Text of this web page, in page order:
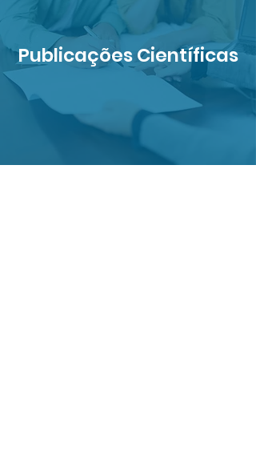
Publicações Científicas